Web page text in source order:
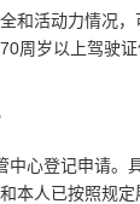
和活动力情况
周岁以上驾驶
心登记申请。
本人已按照规定